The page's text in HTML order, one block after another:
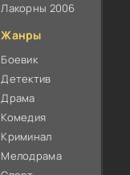
Лакорны 2006
Жанры
Боевик
Детектив
Драма
Комедия
Криминал
Мелодрама